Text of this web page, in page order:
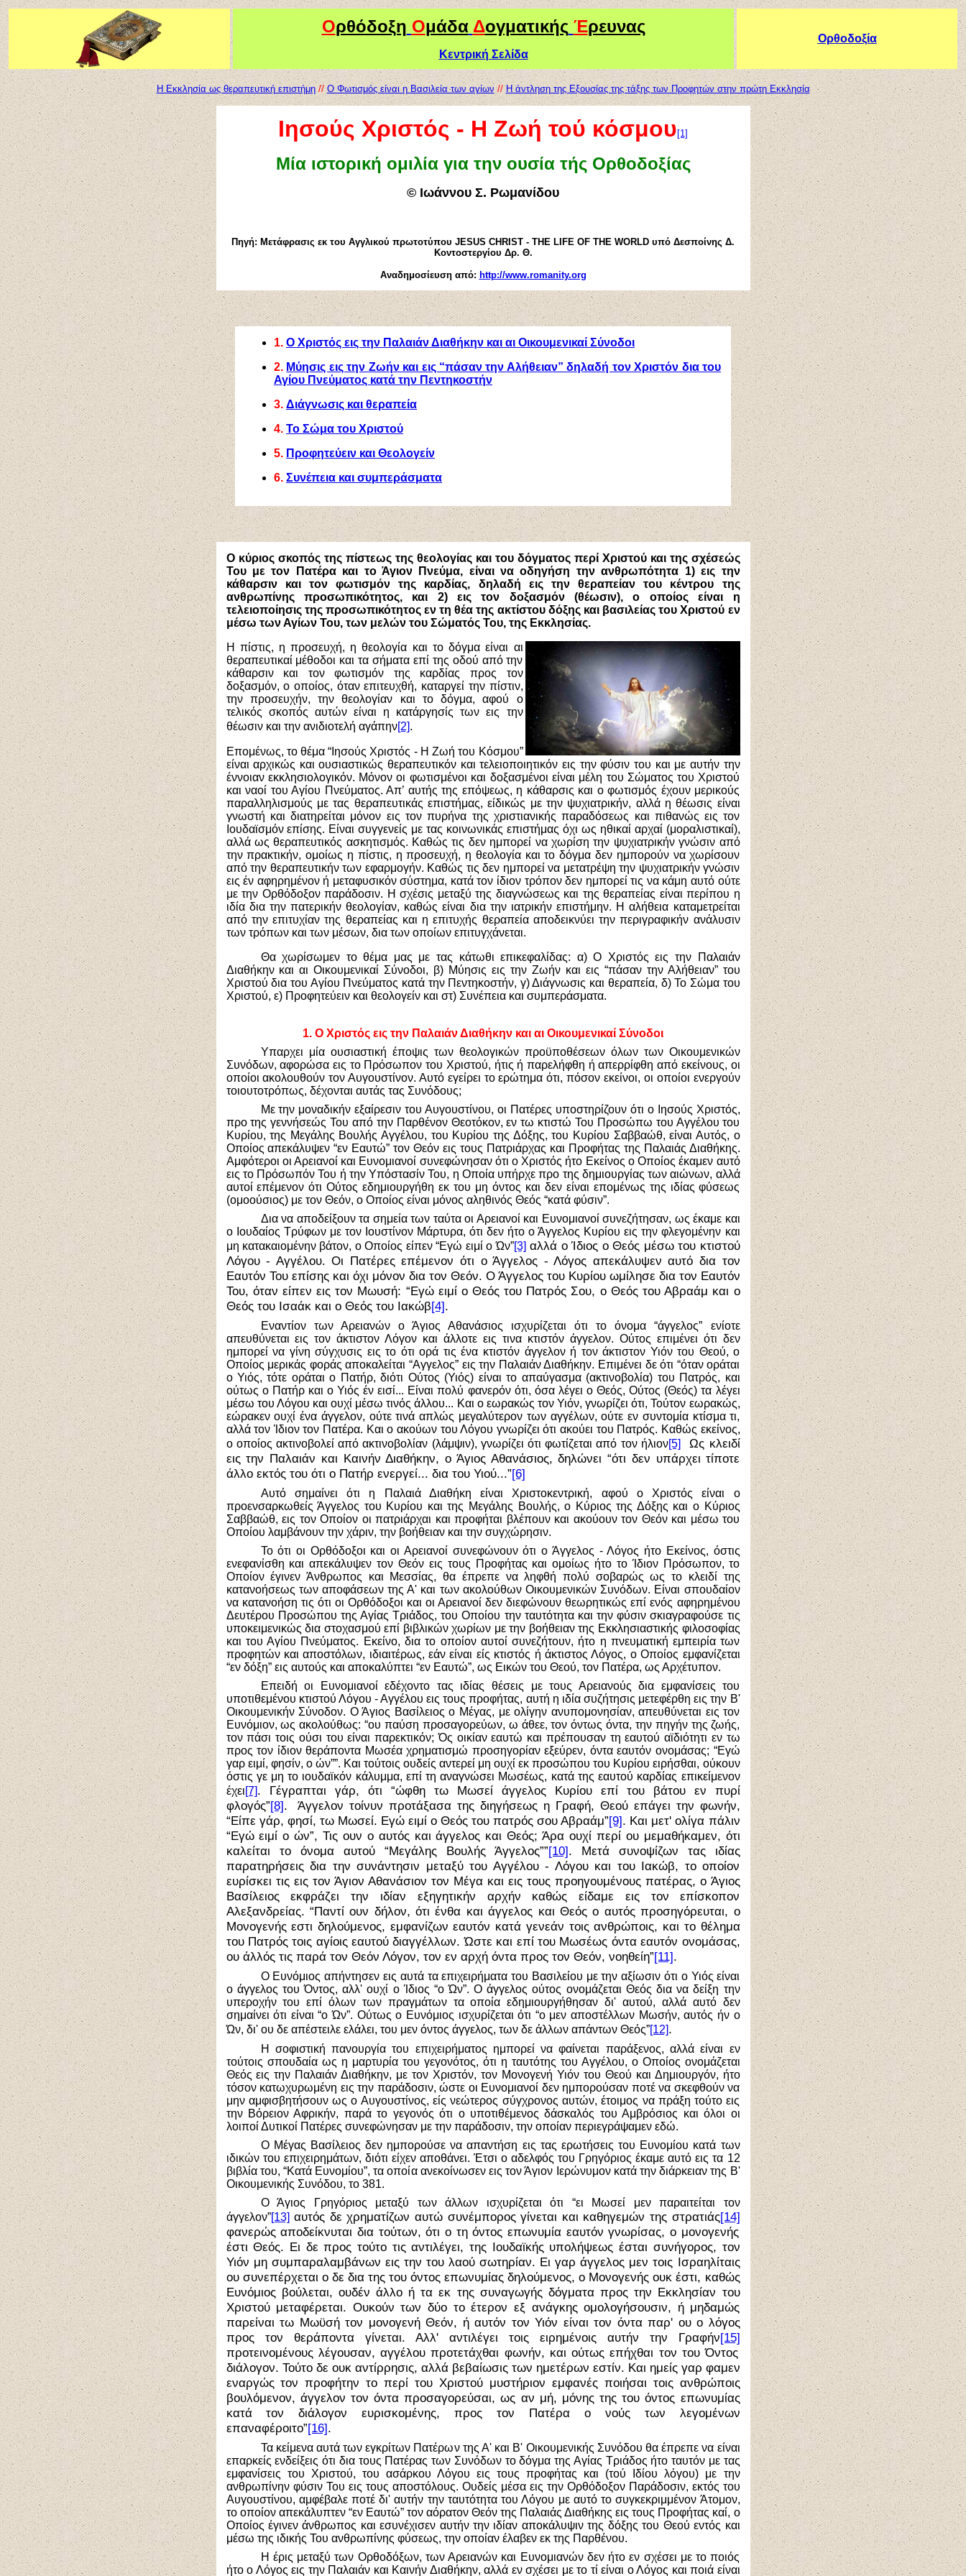
Ορθόδοξη Ομάδα Δογματικής Έρευνας
Κεντρική Σελίδα
Ορθοδοξία
Η Εκκλησία ως θεραπευτική επιστήμη// Ο Φωτισμός είναι η Βασιλεία των αγίων //Η άντληση της Εξουσίας της τάξης των Προφητών στην πρώτη Εκκλησία
Ιησούς Χριστός - Η Ζωή τού κόσμου [1]
Μία ιστορική ομιλία για την ουσία τής Ορθοδοξίας
© Ιωάννου Σ. Ρωμανίδου
Πηγή: Μετάφρασις εκ του Αγγλικού πρωτοτύπου JESUS CHRIST - THE LIFE OF THE WORLD υπό Δεσποίνης Δ.
Κοντοστεργίου Δρ. Θ.
Αναδημοσίευση από: http://www.romanity.org
1. Ο Χριστός εις την Παλαιάν Διαθήκην και αι Οικουμενικαί Σύνοδοι
2. Μύησις εις την Ζωήν και εις “πάσαν την Αλήθειαν” δηλαδή τον Χριστόν δια του
Αγίου Πνεύματος κατά την Πεντηκοστήν
3. Διάγνωσις και θεραπεία
4. Το Σώμα του Χριστού
5. Προφητεύειν και Θεολογείν
6. Συνέπεια και συμπεράσματα
Ο κύριος σκοπός της πίστεως της θεολογίας και του δόγματος περί Χριστού και της σχέσεώς
Του με τον Πατέρα και το Άγιον Πνεύμα, είναι να οδηγήση την ανθρωπότητα 1) εις την
κάθαρσιν και τον φωτισμόν της καρδίας, δηλαδή εις την θεραπείαν του κέντρου της
ανθρωπίνης προσωπικότητος, και 2) εις τον δοξασμόν (θέωσιν), ο οποίος είναι η
τελειοποίησις της προσωπικότητος εν τη θέα της ακτίστου δόξης και βασιλείας του Χριστού εν
μέσω των Αγίων Του, των μελών του Σώματός Του, της Εκκλησίας.
Η πίστις, η προσευχή, η θεολογία και το δόγμα είναι αι
θεραπευτικαί μέθοδοι και τα σήματα επί της οδού από την
κάθαρσιν και τον φωτισμόν της καρδίας προς τον
δοξασμόν, ο οποίος, όταν επιτευχθή, καταργεί την πίστιν,
την προσευχήν, την θεολογίαν και το δόγμα, αφού ο
τελικός σκοπός αυτών είναι η κατάργησίς των εις την
θέωσιν και την ανιδιοτελή αγάπην[2].
Επομένως, το θέμα “Ιησούς Χριστός - Η Ζωή του Κόσμου”
είναι αρχικώς και ουσιαστικώς θεραπευτικόν και τελειοποιητικόν εις την φύσιν του και με αυτήν την
έννοιαν εκκλησιολογικόν. Μόνον οι φωτισμένοι και δοξασμένοι είναι μέλη του Σώματος του Χριστού
και ναοί του Αγίου Πνεύματος. Απ’ αυτής της επόψεως, η κάθαρσις και ο φωτισμός έχουν μερικούς
παραλληλισμούς με τας θεραπευτικάς επιστήμας, είδικώς με την ψυχιατρικήν, αλλά η θέωσις είναι
γνωστή και διατηρείται μόνον εις τον πυρήνα της χριστιανικής παραδόσεως και πιθανώς εις τον
Ιουδαϊσμόν επίσης. Είναι συγγενείς με τας κοινωνικάς επιστήμας όχι ως ηθικαί αρχαί (μοραλιστικαί),
αλλά ως θεραπευτικός ασκητισμός. Καθώς τις δεν ημπορεί να χωρίση την ψυχιατρικήν γνώσιν από
την πρακτικήν, ομοίως η πίστις, η προσευχή, η θεολογία και το δόγμα δεν ημπορούν να χωρίσουν
από την θεραπευτικήν των εφαρμογήν. Καθώς τις δεν ημπορεί να μετατρέψη την ψυχιατρικήν γνώσιν
εις έν αφηρημένον ή μεταφυσικόν σύστημα, κατά τον ίδιον τρόπον δεν ημπορεί τις να κάμη αυτό ούτε
με την Ορθόδοξον παράδοσιν. Η σχέσις μεταξύ της διαγνώσεως και της θεραπείας είναι περίπου η
ιδία δια την πατερικήν θεολογίαν, καθώς είναι δια την ιατρικήν επιστήμην. Η αλήθεια καταμετρείται
από την επιτυχίαν της θεραπείας και η επιτυχής θεραπεία αποδεικνύει την περιγραφικήν ανάλυσιν
των τρόπων και των μέσων, δια των οποίων επιτυγχάνεται.
Θα χωρίσωμεν το θέμα μας με τας κάτωθι επικεφαλίδας: α) Ο Χριστός εις την Παλαιάν
Διαθήκην και αι Οικουμενικαί Σύνοδοι, β) Μύησις εις την Ζωήν και εις “πάσαν την Αλήθειαν” του
Χριστού δια του Αγίου Πνεύματος κατά την Πεντηκοστήν, γ) Διάγνωσις και θεραπεία, δ) Το Σώμα του
Χριστού, ε) Προφητεύειν και θεολογείν και στ) Συνέπεια και συμπεράσματα.
1. Ο Χριστός εις την Παλαιάν Διαθήκην και αι Οικουμενικαί Σύνοδοι
Υπαρχει μία ουσιαστική έποψις των θεολογικών προϋποθέσεων όλων των Οικουμενικών
Συνόδων, αφορώσα εις το Πρόσωπον του Χριστού, ήτις ή παρελήφθη ή απερρίφθη από εκείνους, οι
οποίοι ακολουθούν τον Αυγουστίνον. Αυτό εγείρει το ερώτημα ότι, πόσον εκείνοι, οι οποίοι ενεργούν
τοιουτοτρόπως, δέχονται αυτάς τας Συνόδους;
Με την μοναδικήν εξαίρεσιν του Αυγουστίνου, οι Πατέρες υποστηρίζουν ότι ο Ιησούς Χριστός,
προ της γεννήσεώς Του από την Παρθένον Θεοτόκον, εν τω κτιστώ Του Προσώπω του Αγγέλου του
Κυρίου, της Μεγάλης Βουλής Αγγέλου, του Κυρίου της Δόξης, του Κυρίου Σαββαώθ, είναι Αυτός, ο
Οποίος απεκάλυψεν “εν Εαυτώ” τον Θεόν εις τους Πατριάρχας και Προφήτας της Παλαιάς Διαθήκης.
Αμφότεροι οι Αρειανοί και Ευνομιανοί συνεφώνησαν ότι ο Χριστός ήτο Εκείνος ο Οποίος έκαμεν αυτό
εις το Πρόσωπόν Του ή την Υπόστασίν Του, η Οποία υπήρχε προ της δημιουργίας των αιώνων, αλλά
αυτοί επέμενον ότι Ούτος εδημιουργήθη εκ του μη όντος και δεν είναι επομένως της ιδίας φύσεως
(ομοούσιος) με τον Θεόν, ο Οποίος είναι μόνος αληθινός Θεός “κατά φύσιν”.
Δια να αποδείξουν τα σημεία των ταύτα οι Αρειανοί και Ευνομιανοί συνεζήτησαν, ως έκαμε και
ο Ιουδαίος Τρύφων με τον Ιουστίνον Μάρτυρα, ότι δεν ήτο ο Άγγελος Κυρίου εις την φλεγομένην και
μη κατακαιομένην βάτον, ο Οποίος είπεν “Εγώ ειμί ο Ών”[3]αλλά ο Ίδιος ο Θεός μέσω του κτιστού
Λόγου - Αγγέλου. Οι Πατέρες επέμενον ότι ο Άγγελος - Λόγος απεκάλυψεν αυτό δια τον
Εαυτόν Του επίσης και όχι μόνον δια τον Θεόν. Ο Άγγελος του Κυρίου ωμίλησε δια τον Εαυτόν
Του, όταν είπεν εις τον Μωυσή: “Εγώ ειμί ο Θεός του Πατρός Σου, ο Θεός του Αβραάμ και ο
Θεός του Ισαάκ και ο Θεός του Ιακώβ[4].
Εναντίον των Αρειανών ο Άγιος Αθανάσιος ισχυρίζεται ότι το όνομα “άγγελος” ενίοτε
απευθύνεται εις τον άκτιστον Λόγον και άλλοτε εις τινα κτιστόν άγγελον. Ούτος επιμένει ότι δεν
ημπορεί να γίνη σύγχυσις εις το ότι ορά τις ένα κτιστόν άγγελον ή τον άκτιστον Υιόν του Θεού, ο
Οποίος μερικάς φοράς αποκαλείται “Αγγελος” εις την Παλαιάν Διαθήκην. Επιμένει δε ότι “όταν οράται
ο Υιός, τότε οράται ο Πατήρ, διότι Ούτος (Υιός) είναι το απαύγασμα (ακτινοβολία) του Πατρός, και
ούτως ο Πατήρ και ο Υιός έν εισί... Είναι πολύ φανερόν ότι, όσα λέγει ο Θεός, Ούτος (Θεός) τα λέγει
μέσω του Λόγου και ουχί μέσω τινός άλλου... Και ο εωρακώς τον Υιόν, γνωρίζει ότι, Τούτον εωρακώς,
εώρακεν ουχί ένα άγγελον, ούτε τινά απλώς μεγαλύτερον των αγγέλων, ούτε εν συντομία κτίσμα τι,
αλλά τον Ίδιον τον Πατέρα. Και ο ακούων του Λόγου γνωρίζει ότι ακούει του Πατρός. Καθώς εκείνος,
ο οποίος ακτινοβολεί από ακτινοβολίαν (λάμψιν), γνωρίζει ότι φωτίζεται από τον ήλιον[5]Ως κλειδί
εις την Παλαιάν και Καινήν Διαθήκην, ο Άγιος Αθανάσιος, δηλώνει “ότι δεν υπάρχει τίποτε
άλλο εκτός του ότι ο Πατήρ ενεργεί... δια του Υιού...”[6]
Αυτό σημαίνει ότι η Παλαιά Διαθήκη είναι Χριστοκεντρική, αφού ο Χριστός είναι ο
προενσαρκωθείς Άγγελος του Κυρίου και της Μεγάλης Βουλής, ο Κύριος της Δόξης και ο Κύριος
Σαββαώθ, εις τον Οποίον οι πατριάρχαι και προφήται βλέπουν και ακούουν τον Θεόν και μέσω του
Οποίου λαμβάνουν την χάριν, την βοήθειαν και την συγχώρησιν.
Το ότι οι Ορθόδοξοι και οι Αρειανοί συνεφώνουν ότι ο Άγγελος - Λόγος ήτο Εκείνος, όστις
ενεφανίσθη και απεκάλυψεν τον Θεόν εις τους Προφήτας και ομοίως ήτο το Ίδιον Πρόσωπον, το
Οποίον έγινεν Άνθρωπος και Μεσσίας, θα έπρεπε να ληφθή πολύ σοβαρώς ως το κλειδί της
κατανοήσεως των αποφάσεων της Α' και των ακολούθων Οικουμενικών Συνόδων. Είναι σπουδαίον
να κατανοήση τις ότι οι Ορθόδοξοι και οι Αρειανοί δεν διεφώνουν θεωρητικώς επί ενός αφηρημένου
Δευτέρου Προσώπου της Αγίας Τριάδος, του Οποίου την ταυτότητα και την φύσιν σκιαγραφούσε τις
υποκειμενικώς δια στοχασμού επί βιβλικών χωρίων με την βοήθειαν της Εκκλησιαστικής φιλοσοφίας
και του Αγίου Πνεύματος. Εκείνο, δια το οποίον αυτοί συνεζήτουν, ήτο η πνευματική εμπειρία των
προφητών και αποστόλων, ιδιαιτέρως, εάν είναι είς κτιστός ή άκτιστος Λόγος, ο Οποίος εμφανίζεται
“εν δόξη” εις αυτούς και αποκαλύπτει “εν Εαυτώ”, ως Εικών του Θεού, τον Πατέρα, ως Αρχέτυπον.
Επειδή οι Ευνομιανοί εδέχοντο τας ιδίας θέσεις με τους Αρειανούς δια εμφανίσεις του
υποτιθεμένου κτιστού Λόγου - Αγγέλου εις τους προφήτας, αυτή η ιδία συζήτησις μετεφέρθη εις την Β'
Οικουμενικήν Σύνοδον. Ο Άγιος Βασίλειος ο Μέγας, με ολίγην ανυπομονησίαν, απευθύνεται εις τον
Ευνόμιον, ως ακολούθως: “ου παύση προσαγορεύων, ω άθεε, τον όντως όντα, την πηγήν της ζωής,
τον πάσι τοις ούσι του είναι παρεκτικόν; Ός οικίαν εαυτώ και πρέπουσαν τη εαυτού αϊδιότητι εν τω
προς τον ίδιον θεράποντα Μωσέα χρηματισμώ προσηγορίαν εξεύρεν, όντα εαυτόν ονομάσας; “Εγώ
γαρ ειμί, φησίν, ο ών””. Και τούτοις ουδείς αντερεί μη ουχί εκ προσώπου του Κυρίου ειρήσθαι, ούκουν
όστις γε μη το ιουδαϊκόν κάλυμμα, επί τη αναγνώσει Μωσέως, κατά της εαυτού καρδίας επικείμενον
έχει[7]. Γέγραπται γάρ, ότι “ώφθη τω Μωσεί άγγελος Κυρίου επί του βάτου εν πυρί
φλογός”[8]. Άγγελον τοίνυν προτάξασα της διηγήσεως η Γραφή, Θεού επάγει την φωνήν,
“Είπε γάρ, φησί, τω Μωσεί. Εγώ ειμί ο Θεός του πατρός σου Αβραάμ”[9]. Και μετ' ολίγα πάλιν
“Εγώ ειμί ο ών”, Τις ουν ο αυτός και άγγελος και Θεός; Άρα ουχί περί ου μεμαθήκαμεν, ότι
καλείται το όνομα αυτού “Μεγάλης Βουλής Άγγελος””[10]. Μετά συνοψίζων τας ιδίας
παρατηρήσεις δια την συνάντησιν μεταξύ του Αγγέλου - Λόγου και του Ιακώβ, το οποίον
ευρίσκει τις εις τον Άγιον Αθανάσιον τον Μέγα και εις τους προηγουμένους πατέρας, ο Άγιος
Βασίλειος εκφράζει την ιδίαν εξηγητικήν αρχήν καθώς είδαμε εις τον επίσκοπον
Αλεξανδρείας. “Παντί ουν δήλον, ότι ένθα και άγγελος και Θεός ο αυτός προσηγόρευται, ο
Μονογενής εστι δηλούμενος, εμφανίζων εαυτόν κατά γενεάν τοις ανθρώποις, και το θέλημα
του Πατρός τοις αγίοις εαυτού διαγγέλλων. Ώστε και επί του Μωσέως όντα εαυτόν ονομάσας,
ου άλλός τις παρά τον Θεόν Λόγον, τον εν αρχή όντα προς τον Θεόν, νοηθείη”[11].
Ο Ευνόμιος απήντησεν εις αυτά τα επιχειρήματα του Βασιλείου με την αξίωσιν ότι ο Υιός είναι
ο άγγελος του Όντος, αλλ' ουχί ο Ίδιος “ο Ών”. Ο άγγελος ούτος ονομάζεται Θεός δια να δείξη την
υπεροχήν του επί όλων των πραγμάτων τα οποία εδημιουργήθησαν δι' αυτού, αλλά αυτό δεν
σημαίνει ότι είναι “ο Ών”. Ούτως ο Ευνόμιος ισχυρίζεται ότι “ο μεν αποστέλλων Μωσήν, αυτός ήν ο
Ών, δι' ου δε απέστειλε ελάλει, του μεν όντος άγγελος, των δε άλλων απάντων Θεός”[12].
Η σοφιστική πανουργία του επιχειρήματος ημπορεί να φαίνεται παράξενος, αλλά είναι εν
τούτοις σπουδαία ως η μαρτυρία του γεγονότος, ότι η ταυτότης του Αγγέλου, ο Οποίος ονομάζεται
Θεός εις την Παλαιάν Διαθήκην, με τον Χριστόν, τον Μονογενή Υιόν του Θεού και Δημιουργόν, ήτο
τόσον κατωχυρωμένη εις την παράδοσιν, ώστε οι Ευνομιανοί δεν ημπορούσαν ποτέ να σκεφθούν να
μην αμφισβητήσουν ως ο Αυγουστίνος, είς νεώτερος σύγχρονος αυτών, έτοιμος να πράξη τούτο εις
την Βόρειον Αφρικήν, παρά το γεγονός ότι ο υποτιθέμενος δάσκαλός του Αμβρόσιος και όλοι οι
λοιποί Δυτικοί Πατέρες συνεφώνησαν με την παράδοσιν, την οποίαν περιεγράψαμεν εδώ.
Ο Μέγας Βασίλειος δεν ημπορούσε να απαντήση εις τας ερωτήσεις του Ευνομίου κατά των
ιδικών του επιχειρημάτων, διότι είχεν αποθάνει. Έτσι ο αδελφός του Γρηγόριος έκαμε αυτό εις τα 12
βιβλία του, “Κατά Ευνομίου”, τα οποία ανεκοίνωσεν εις τον Άγιον Ιερώνυμον κατά την διάρκειαν της Β'
Οικουμενικής Συνόδου, το 381.
Ο Άγιος Γρηγόριος μεταξύ των άλλων ισχυρίζεται ότι “ει Μωσεί μεν παραιτείται τον
άγγελον”[13]αυτός δε χρηματίζων αυτώ συνέμπορος γίνεται και καθηγεμών της στρατιάς[14]
φανερώς αποδείκνυται δια τούτων, ότι ο τη όντος επωνυμία εαυτόν γνωρίσας, ο μονογενής
έστι Θεός. Ει δε προς τούτο τις αντιλέγει, της Ιουδαϊκής υπολήψεως έσται συνήγορος, τον
Υιόν μη συμπαραλαμβάνων εις την του λαού σωτηρίαν. Ει γαρ άγγελος μεν τοις Ισραηλίταις
ου συνεπέρχεται ο δε δια της του όντος επωνυμίας δηλούμενος, ο Μονογενής ουκ έστι, καθώς
Ευνόμιος βούλεται, ουδέν άλλο ή τα εκ της συναγωγής δόγματα προς την Εκκλησίαν του
Χριστού μεταφέρεται. Ουκούν των δύο το έτερον εξ ανάγκης ομολογήσουσιν, ή μηδαμώς
παρείναι τω Μωϋσή τον μονογενή Θεόν, ή αυτόν τον Υιόν είναι τον όντα παρ' ου ο λόγος
προς τον θεράποντα γίνεται. Αλλ' αντιλέγει τοις ειρημένοις αυτήν την Γραφήν[15]
προτεινομένους λέγουσαν, αγγέλου προτετάχθαι φωνήν, και ούτως επήχθαι τον του Όντος
διάλογον. Τούτο δε ουκ αντίρρησις, αλλά βεβαίωσις των ημετέρων εστίν. Και ημείς γαρ φαμεν
εναργώς τον προφήτην το περί του Χριστού μυστήριον εμφανές ποιήσαι τοις ανθρώποις
βουλόμενον, άγγελον τον όντα προσαγορεύσαι, ως αν μή, μόνης της του όντος επωνυμίας
κατά τον διάλογον ευρισκομένης, προς τον Πατέρα ο νούς των λεγομένων
επαναφέροιτο”[16].
Τα κείμενα αυτά των εγκρίτων Πατέρων της Α' και Β' Οικουμενικής Συνόδου θα έπρεπε να είναι
επαρκείς ενδείξεις ότι δια τους Πατέρας των Συνόδων το δόγμα της Αγίας Τριάδος ήτο ταυτόν με τας
εμφανίσεις του Χριστού, του ασάρκου Λόγου εις τους προφήτας και (τού Ιδίου λόγου) με την
ανθρωπίνην φύσιν Του εις τους αποστόλους. Ουδείς μέσα εις την Ορθόδοξον Παράδοσιν, εκτός του
Αυγουστίνου, αμφέβαλε ποτέ δι' αυτήν την ταυτότητα του Λόγου με αυτό το συγκεκριμμένον Άτομον,
το οποίον απεκάλυπτεν “εν Εαυτώ” τον αόρατον Θεόν της Παλαιάς Διαθήκης εις τους Προφήτας καί, ο
Οποίος έγινεν άνθρωπος και εσυνέχισεν αυτήν την ιδίαν αποκάλυψιν της δόξης του Θεού εντός και
μέσω της ιδικής Του ανθρωπίνης φύσεως, την οποίαν έλαβεν εκ της Παρθένου.
Η έρις μεταξύ των Ορθοδόξων, των Αρειανών και Ευνομιανών δεν ήτο εν σχέσει με το ποιός
ήτο ο Λόγος εις την Παλαιάν και Καινήν Διαθήκην, αλλά εν σχέσει με το τί είναι ο Λόγος και ποιά είναι